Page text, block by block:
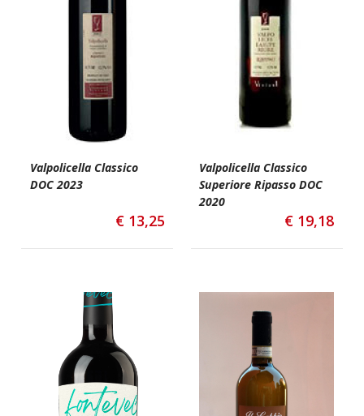
Valpolicella Classico
DOC 2023
€ 13,25
Valpolicella Classico
Superiore Ripasso DOC
2020
€ 19,18